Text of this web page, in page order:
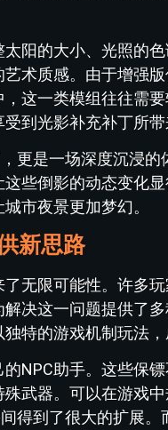
阳的大小、光照的
术质感。由于增强
这一类模组往往需
到光影补充补丁所带
更是一场深度沉浸
些倒影的动态变化
市夜景更加梦幻。
新思路
无限可能性。许多
决这一问题提供了
特的游戏机制玩法
NPC助手。这些保
武器。可以在游戏
得到了很大的扩展